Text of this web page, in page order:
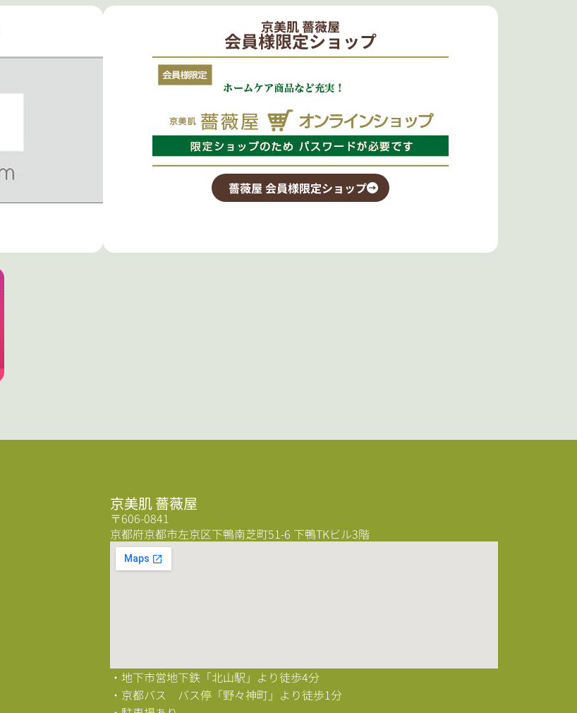
京美肌 薔薇屋
会員様限定ショップ
薔薇屋 会員様限定ショップ
京美肌 薔薇屋
〒606-0841
京都府京都市左京区下鴨南芝町51-6 下鴨TKビル3階
・地下市営地下鉄「北山駅」より徒歩4分
・京都バス バス停「野々神町」より徒歩1分